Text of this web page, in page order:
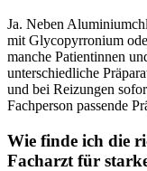
Ja. Neben
mit Glycopyrronium
manche Patientinnen
unterschiedliche
und bei Reizungen
Fachperson passende
Wie finde ich ​die‍
Facharzt für